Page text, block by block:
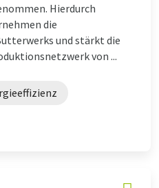
Hierdurch
die
und stärkt die
von ...